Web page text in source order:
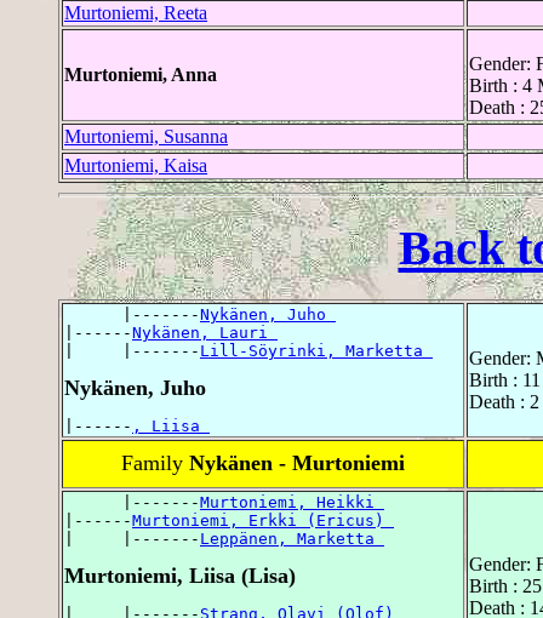
Murtoniemi, Reeta
Murtoniemi, Anna
Gender:
Birth : 4
Death :
Murtoniemi, Susanna
Murtoniemi, Kaisa
Back
      |-------
Nykänen, Juho
|------Nykänen, Lauri
|     |------- Lill-Söyrinki, Marketta
Nykänen, Juho
|------ , Liisa
Gender:
Birth :
Death :
Family Nykänen - Murtoniemi
      |-------
Murtoniemi, Heikki
|------Murtoniemi, Erkki (Ericus)
|     |------- Leppänen, Marketta
Murtoniemi, Liisa (Lisa)
|     |------- Strang, Olavi (Olof)
Gender:
Birth :
Death :